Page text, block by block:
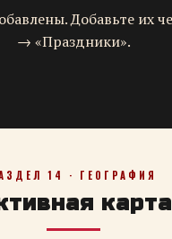
Добавьте их
→ «Праздники».
14 · ГЕОГРАФИЯ